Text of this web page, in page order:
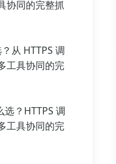
协同的完整抓
从 HTTPS 调
工具协同的完
？HTTPS 调
工具协同的完